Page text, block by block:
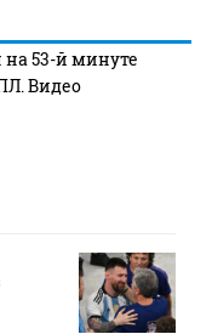
на 53-й минуте
Видео